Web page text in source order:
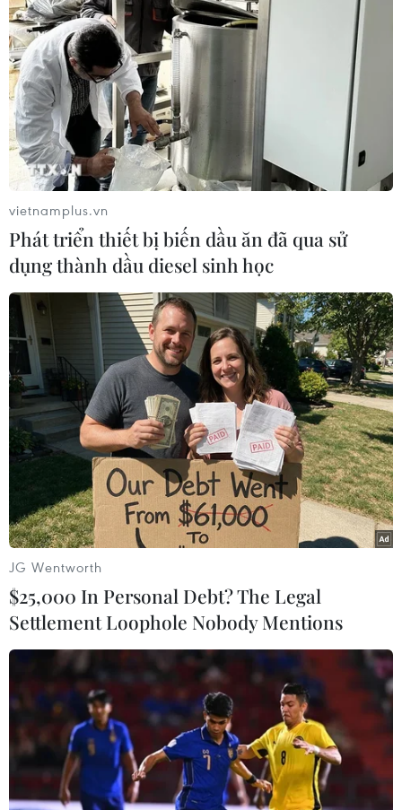
#bão Jangmi #sơ tán
#Cơ quan Khí tượng Nhật Bản
Nhật Bản
Theo dõi VietnamPlus
Thiên tai bão lũ
Sơn La công bố tình huống khẩn cấp về thiên tai
với hai xã Muổi Nọi, Nậm Lầu
Cảnh báo lũ trên lưu vực sông Thao tại trạm
Yên Bái
Bão Dolphin càn quét các đảo miền Nam Nhật
Bản, sân bay Okinawa phải đóng cửa
Xuất hiện áp thấp nhiệt đới trên khu vực vịnh
Bắc Bộ
Lào Cai khẩn trương tìm kiếm 2 người mất tích
do mưa lũ
TIN LIÊN QUAN
vietnamplus.vn
Phát triển thiết bị biến dầu ăn đã qua sử
dụng thành dầu diesel sinh học
JG Wentworth
$25,000 In Personal Debt? The Legal
Settlement Loophole Nobody Mentions